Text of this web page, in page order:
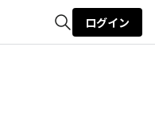
ログイン